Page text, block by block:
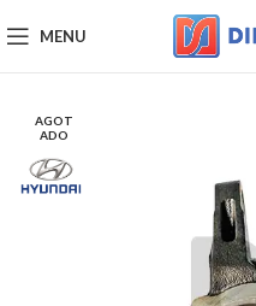
MENU
AGOT
ADO